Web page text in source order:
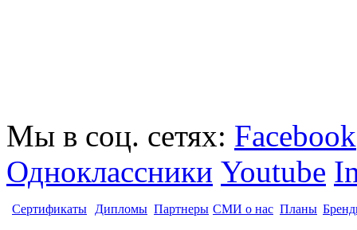
Мы в соц. сетях: Facebook
Одноклассники Youtube
Сертификаты Дипломы Партнеры СМИ о нас Планы